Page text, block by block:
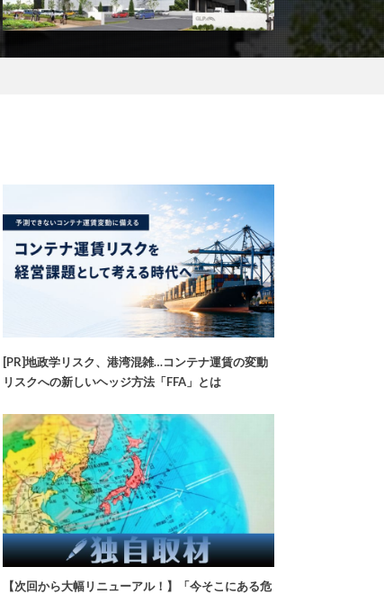
[PR]地政学リスク、港湾混雑…コンテナ運賃の変動
リスクへの新しいヘッジ方法「FFA」とは
【次回から大幅リニューアル！】「今そこにある危